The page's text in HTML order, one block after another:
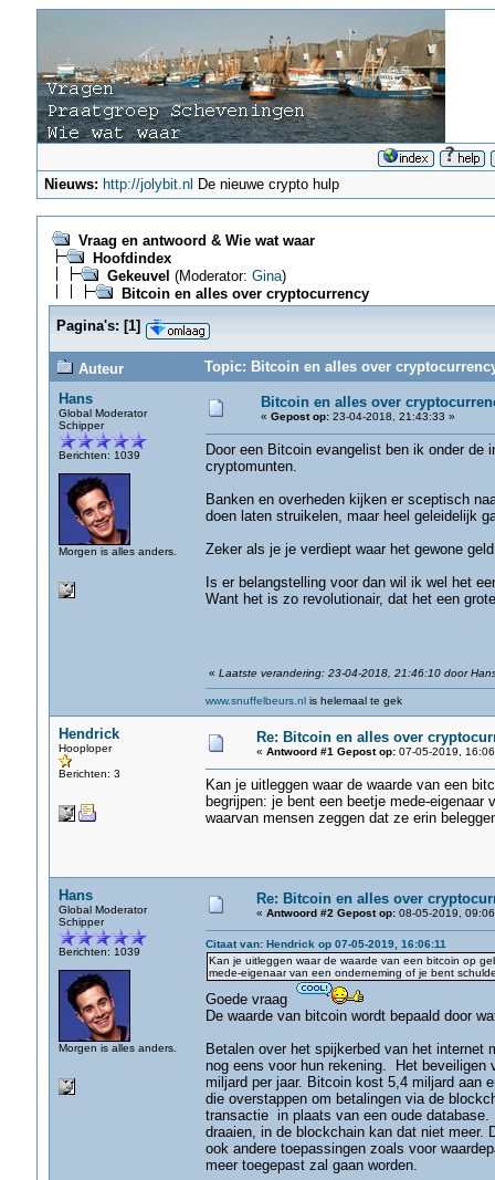
Nieuws: http://jolybit.nl De nieuwe crypto hulp
Vraag en antwoord & Wie wat waar
Hoofdindex
Gekeuvel (Moderator: Gina)
Bitcoin en alles over cryptocurrency
Pagina's: [1]
Auteur
Topic: Bitcoin en alles over
Hans
Global Moderator
Schipper
Berichten: 1039
Morgen is alles anders.
Bitcoin en alles over
« Gepost op:23-04-2018, 21:43:33 »
Door een Bitcoin evangelist ben ik onder
cryptomunten.
Banken en overheden kijken er sceptisch
doen laten struikelen, maar heel geleidelijk
Zeker als je je verdiept waar het gewone
Is er belangstelling voor dan wil ik wel het
Want het is zo revolutionair, dat het een
« Laatste verandering: 23-04-2018, 21:46:10 door
www.snuffelbeurs.nlis helemaal te gek
Hendrick
Hooploper
Berichten: 3
Re: Bitcoin en alles over
« Antwoord #1 Gepost op:07-05-2019,
Kan je uitleggen waar de waarde van een
begrijpen: je bent een beetje mede-
waarvan mensen zeggen dat ze erin
Hans
Global Moderator
Schipper
Berichten: 1039
Morgen is alles anders.
Re: Bitcoin en alles over
« Antwoord #2 Gepost op:08-05-2019,
Citaat van: Hendrick op 07-05-2019, 16:06:11
Kan je uitleggen waar de waarde van een bitcoin op
mede-eigenaar van een onderneming of je bent
Goede vraag
De waarde van bitcoin wordt bepaald door
Betalen over het spijkerbed van het
nog eens voor hun rekening. Het
miljard per jaar. Bitcoin kost 5,4 miljard aan
die overstappen om betalingen via de
transactie in plaats van een oude
draaien, in de blockchain kan dat niet
ook andere toepassingen zoals voor
meer toegepast zal gaan worden.